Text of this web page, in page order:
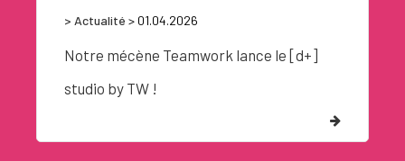
> Actualité > 01.04.2026
Notre mécène Teamwork lance le [d+]
studio by TW !